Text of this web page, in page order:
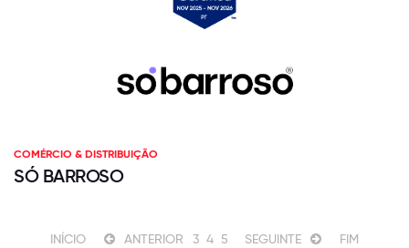
COMÉRCIO & DISTRIBUIÇÃO
SÓ BARROSO
INÍCIO ANTERIOR 3 4 5 SEGUINTE FIM